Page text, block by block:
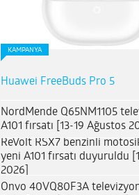
KAMPANYA
Huawei FreeBuds Pro 5
NordMende Q65NM1105
A101 fırsatı [13-19 Ağustos
ReVolt RSX7 benzinli
yeni A101 fırsatı duyuruldu
2026]
Onvo 40VQ80F3A